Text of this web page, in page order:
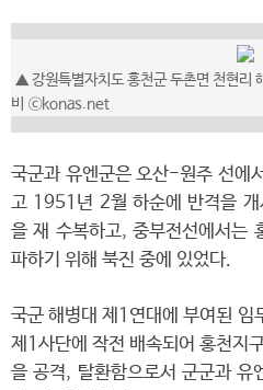
▲ 강원특별자치도 홍천군 두촌면 천현리
비 ⓒkonas.net
국군과 유엔군은 오산-원주 선에
고 1951년 2월 하순에 반격을
을 재 수복하고, 중부전선에서는
파하기 위해 북진 중에 있었다.
국군 해병대 제1연대에 부여된 임
제1사단에 작전 배속되어 홍천지
을 공격, 탈환함으로서 군군과 유